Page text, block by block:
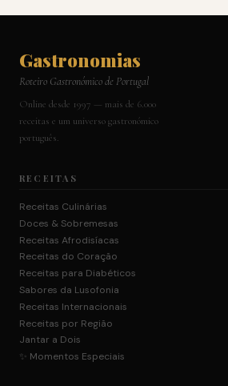
Gastronomias
Roteiro Gastronómico de Portugal
Online desde 1997 — mais de 6.000
receitas e um universo gastronómico
português.
RECEITAS
Receitas Culinárias
Doces & Sobremesas
Receitas Afrodisíacas
Receitas do Coração
Receitas para Diabéticos
Sabores da Lusofonia
Receitas Internacionais
Receitas por Região
Jantar a Dois
✨ Momentos Especiais